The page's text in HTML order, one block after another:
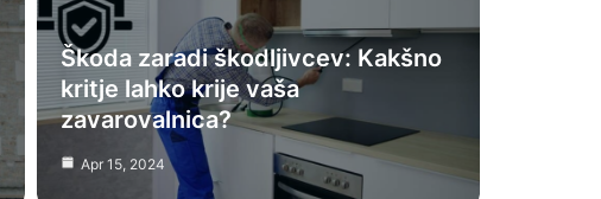
Škoda zaradi škodljivcev: Kakšno
kritje lahko krije vaša
zavarovalnica?
Apr 15, 2024